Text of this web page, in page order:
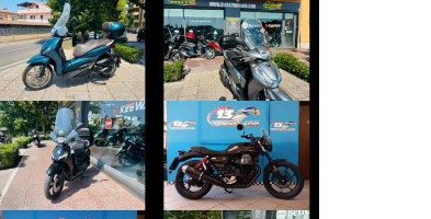
PIAGGIO
BEVERLY
€ 3.990 €
HONDA SH
€ 2.990 €
PEUGEOT TWEET
€ 2.390 €
MOTO-GUZZI V7
€ 8.190 €